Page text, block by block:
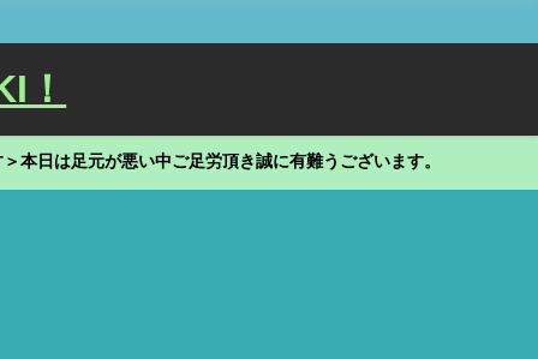
！
本日は足元が悪い中ご足労頂き誠に有難うございます。